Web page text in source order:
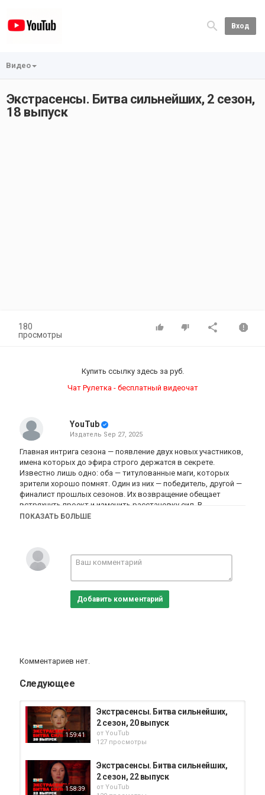
Вход
Видео
Экстрасенсы. Битва сильнейших, 2 сезон,
18 выпуск
180
просмотры
Купить ссылку здесь за руб.
Чат Рулетка - бесплатный видеочат
YouTub
Издатель Sep 27, 2025
Главная интрига сезона — появление двух новых участников,
имена которых до эфира строго держатся в секрете.
Известно лишь одно: оба — титулованные маги, которых
зрители хорошо помнят. Один из них — победитель, другой —
финалист прошлых сезонов. Их возвращение обещает
встряхнуть проект и изменить расстановку сил. В
назначенное время в назначенном месте девять сильнейших
Категория
Реалити шоу
ПОКАЗАТЬ БОЛЬШЕ
Добавить комментарий
Комментариев нет.
Следующее
1:59:41
Экстрасенсы. Битва сильнейших,
2 сезон, 20 выпуск
от YouTub
127 просмотры
1:58:39
Экстрасенсы. Битва сильнейших,
2 сезон, 22 выпуск
от YouTub